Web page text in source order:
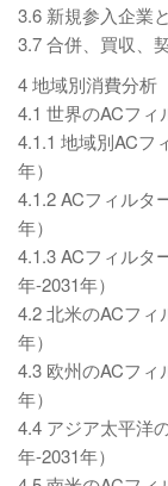
3.6 新規参入企業
3.7 合併、買収、
4 地域別消費分析
4.1 世界のACフ
4.1.1 地域別ACフ
年）
4.1.2 ACフィルタ
年）
4.1.3 ACフィルタ
年-2031年）
4.2 北米のACフィ
年）
4.3 欧州のACフィ
年）
4.4 アジア太平洋
年-2031年）